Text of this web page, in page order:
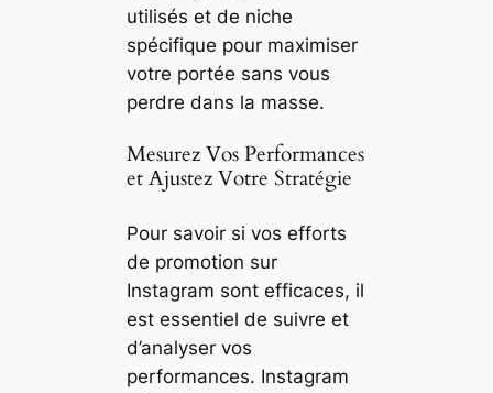
utilisés et de niche
spécifique pour maximiser
votre portée sans vous
perdre dans la masse.
Mesurez Vos Performances
et Ajustez Votre Stratégie
Pour savoir si vos efforts
de promotion sur
Instagram sont efficaces, il
est essentiel de suivre et
d’analyser vos
performances. Instagram